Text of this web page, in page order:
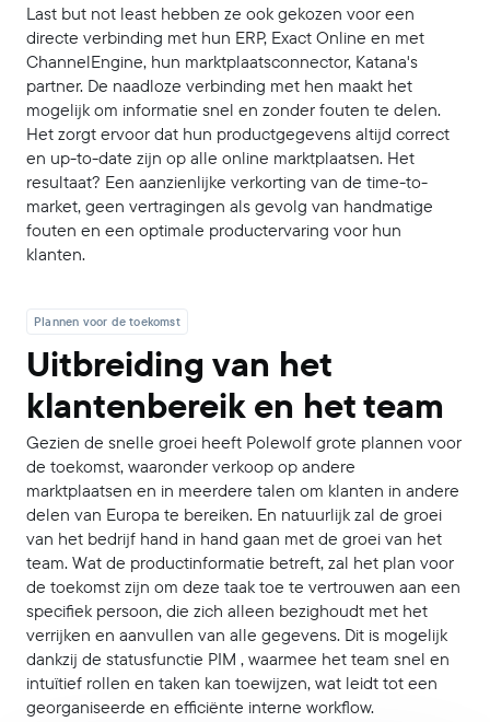
Last but not least hebben ze ook gekozen voor een
directe verbinding met hun ERP, Exact Online en met
ChannelEngine, hun marktplaatsconnector, Katana's
partner. De naadloze verbinding met hen maakt het
mogelijk om informatie snel en zonder fouten te delen.
Het zorgt ervoor dat hun productgegevens altijd correct
en up-to-date zijn op alle online marktplaatsen. Het
resultaat? Een aanzienlijke verkorting van de time-to-
market, geen vertragingen als gevolg van handmatige
fouten en een optimale productervaring voor hun
klanten.
Plannen voor de toekomst
Uitbreiding van het
klantenbereik en het team
Gezien de snelle groei heeft Polewolf grote plannen voor
de toekomst, waaronder verkoop op andere
marktplaatsen en in meerdere talen om klanten in andere
delen van Europa te bereiken. En natuurlijk zal de groei
van het bedrijf hand in hand gaan met de groei van het
team. Wat de productinformatie betreft, zal het plan voor
de toekomst zijn om deze taak toe te vertrouwen aan een
specifiek persoon, die zich alleen bezighoudt met het
verrijken en aanvullen van alle gegevens. Dit is mogelijk
dankzij de statusfunctie PIM , waarmee het team snel en
intuïtief rollen en taken kan toewijzen, wat leidt tot een
georganiseerde en efficiënte interne workflow.